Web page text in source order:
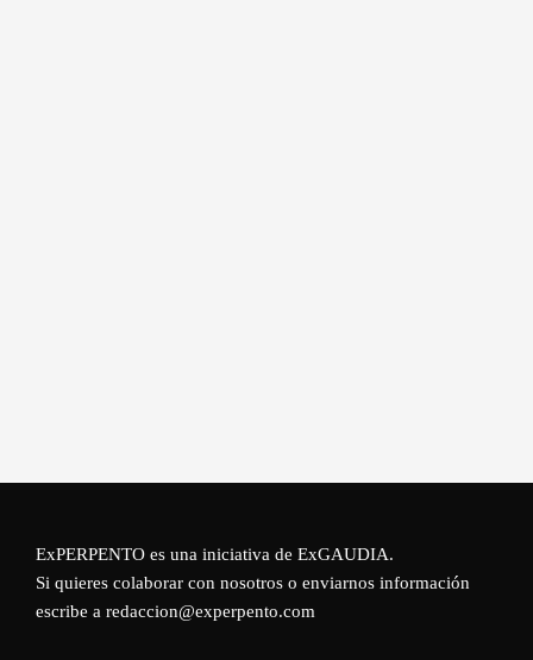
ExPERPENTO es una iniciativa de ExGAUDIA.
Si quieres colaborar con nosotros o enviarnos información
escribe a redaccion@experpento.com